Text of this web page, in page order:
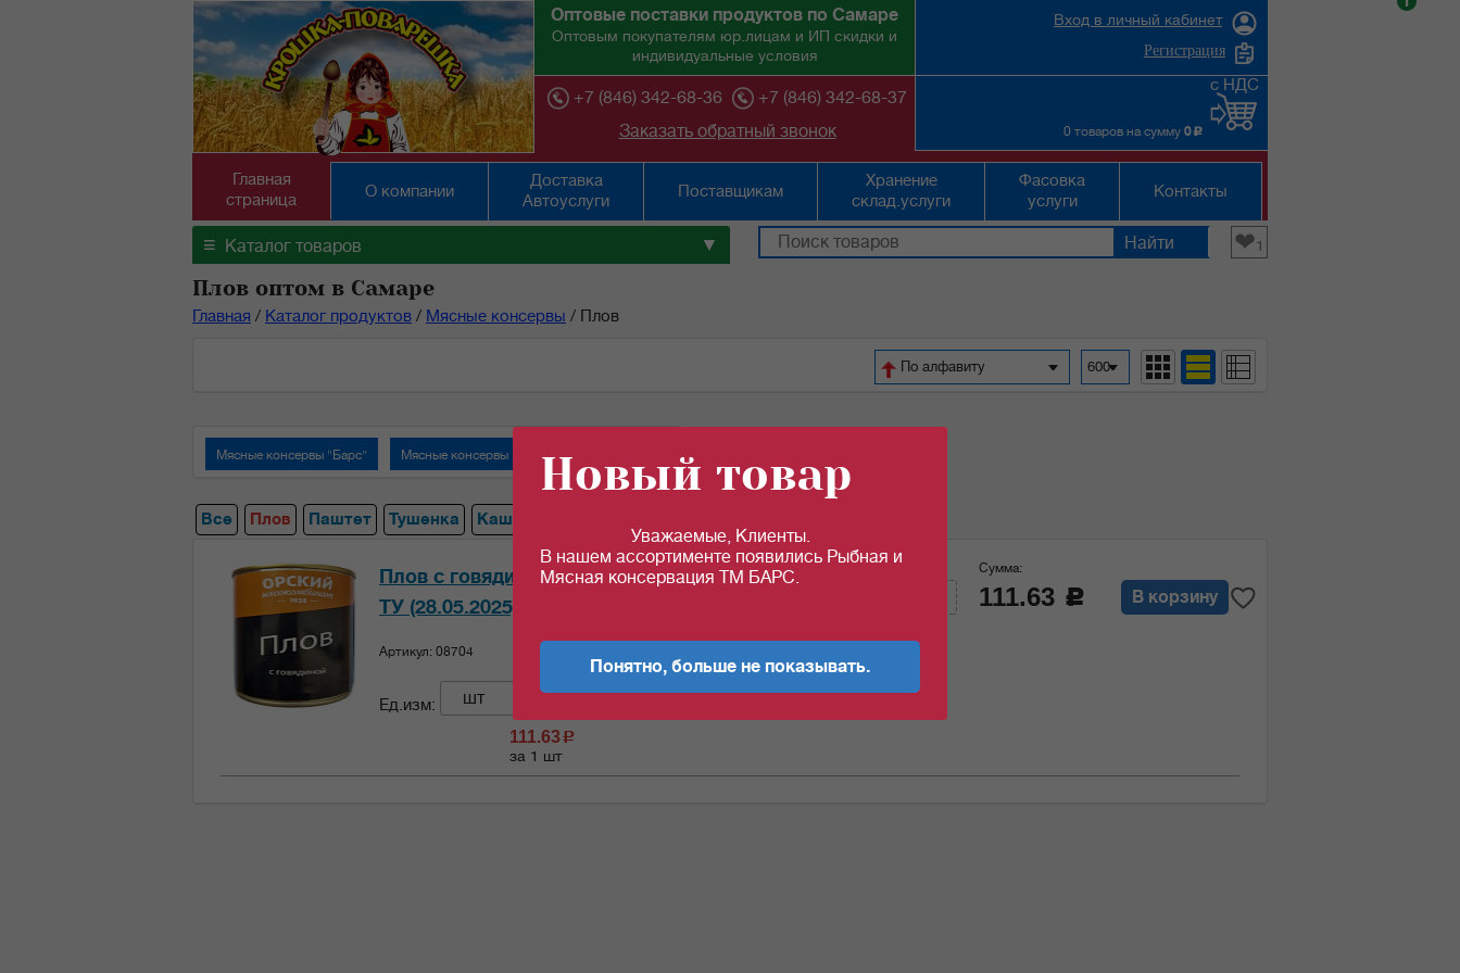
Оптовые поставки продуктов по Самаре
Оптовым покупателям юр.лицам и ИП скидки и
индивидуальные условия
+7 (846) 342-68-36
+7 (846) 342-68-37
Заказать обратный звонок
Вход в личный кабинет
Регистрация
0 товаров на сумму 0 c
с НДС
Главная
страница
О компании
Доставка
Автоуслуги
Поставщикам
Хранение
склад.услуги
Фасовка
услуги
Контакты
≡ Каталог товаров ▼ ❤1
Плов оптом в Самаре
Главная / Каталог продуктов / Мясные консервы / Плов
600
По алфавиту
Мясные консервы "Барс" Мясные консервы "Орский мясокомбинат"
Все Плов Паштет Тушенка Каша
Плов с говядиной "Орск" 338гр*20шт/уп
ТУ (28.05.2025)
Артикул: 08704
Ед.изм: шт
111.63 c
за 1 шт
Сумма:
111.63 c В корзину
Новый товар
Уважаемые, Клиенты.
В нашем ассортименте появились Рыбная и
Мясная консервация ТМ БАРС.
Понятно, больше не показывать.